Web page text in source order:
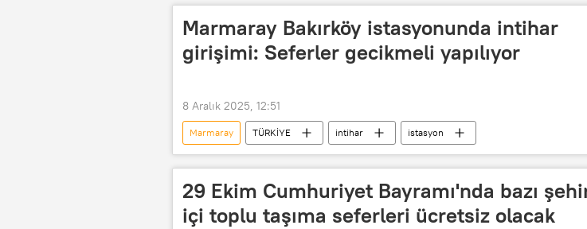
Marmaray Bakırköy istasyonunda intihar
girişimi: Seferler gecikmeli yapılıyor
8 Aralık 2025, 12:51
Marmaray TÜRKİYE intihar istasyon
29 Ekim Cumhuriyet Bayramı'nda bazı
içi toplu taşıma seferleri ücretsiz olacak